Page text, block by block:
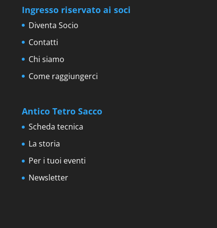
Ingresso riservato ai soci
Diventa Socio
Contatti
Chi siamo
Come raggiungerci
Antico Tetro Sacco
Scheda tecnica
La storia
Per i tuoi eventi
Newsletter